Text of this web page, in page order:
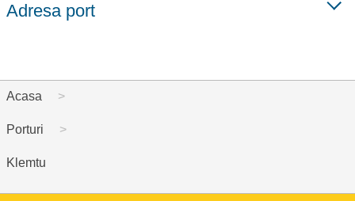
Adresa port
Acasa
Porturi
Klemtu